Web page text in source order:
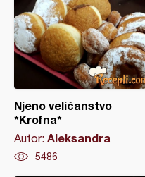
Njeno veličanstvo
*Krofna*
Autor: Aleksandra
5486